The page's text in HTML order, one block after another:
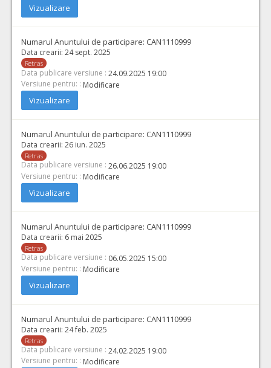
Vizualizare
Numarul Anuntului de participare: CAN1110999
Data crearii: 24 sept. 2025
Retras
Data publicare versiune : 24.09.2025 19:00
Versiune pentru: : Modificare
Vizualizare
Numarul Anuntului de participare: CAN1110999
Data crearii: 26 iun. 2025
Retras
Data publicare versiune : 26.06.2025 19:00
Versiune pentru: : Modificare
Vizualizare
Numarul Anuntului de participare: CAN1110999
Data crearii: 6 mai 2025
Retras
Data publicare versiune : 06.05.2025 15:00
Versiune pentru: : Modificare
Vizualizare
Numarul Anuntului de participare: CAN1110999
Data crearii: 24 feb. 2025
Retras
Data publicare versiune : 24.02.2025 19:00
Versiune pentru: : Modificare